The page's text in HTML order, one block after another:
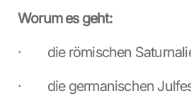
Worum es geht:
·         die römischen
·         die germanischen